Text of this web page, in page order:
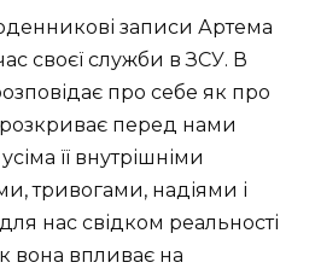
записи Артема
своєї служби в ЗСУ. В
про себе як про
перед нами
її внутрішніми
тривогами, надіями і
нас свідком реальності
вона впливає на